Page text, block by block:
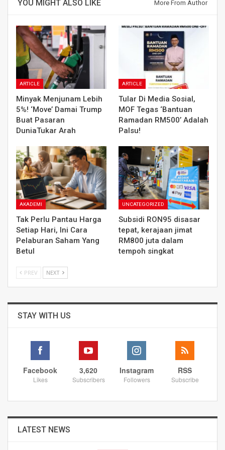
YOU MIGHT ALSO LIKE More From Author
ARTICLE
Minyak Menjunam Lebih
5%! ‘Move’ Damai Trump
Buat Pasaran
DuniaTukar Arah
ARTICLE
Tular Di Media Sosial,
MOF Tegas ‘Bantuan
Ramadan RM500’ Adalah
Palsu!
AKADEMI
Tak Perlu Pantau Harga
Setiap Hari, Ini Cara
Pelaburan Saham Yang
Betul
UNCATEGORIZED
Subsidi RON95 disasar
tepat, kerajaan jimat
RM800 juta dalam
tempoh singkat
PREV NEXT
STAY WITH US
Facebook
Likes
3,620
Subscribers
Instagram
Followers
RSS
Subscribe
LATEST NEWS